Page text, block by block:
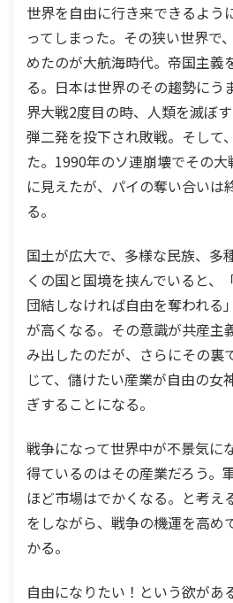
世界を自由に行き来できるよう
ってしまった。その狭い世界で
めたのが大航海時代。帝国主義
る。日本は世界のその趨勢にう
界大戦2度目の時、人類を滅ぼ
弾二発を投下され敗戦。そして
た。1990年のソ連崩壊でその
に見えたが、パイの奪い合いは
る。
国土が広大で、多様な民族、多
くの国と国境を挟んでいると、
団結しなければ自由を奪われる
が高くなる。その意識が共産主
み出したのだが、さらにその裏
じて、儲けたい産業が自由の女
ぎすることになる。
戦争になって世界中が不景気に
得ているのはその産業だろう。
ほど市場はでかくなる。と考え
をしながら、戦争の機運を高め
かる。
自由になりたい！という欲があ